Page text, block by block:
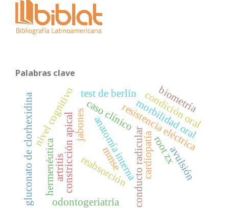
Palabras clave
jabones
mmse
anatomía internaconducto radicular
caso clínico
reabsorción
constricción apical resistencia eléctrica
nivel cognitivo morbilidad oral
odontogeriatría
condición oral
cardiopatíaroot zx
test de berlín
artritis
hermenéutica
gluconato de clorhexidina avulsión
biometría